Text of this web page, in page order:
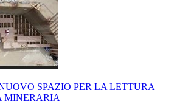
SPAZIO PER LA LETTURA
MINERARIA